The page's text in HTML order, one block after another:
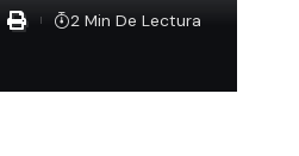
2 Min De Lectura